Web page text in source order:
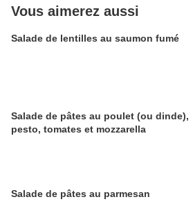
Vous aimerez aussi
Salade de lentilles au saumon fumé
Salade de pâtes au poulet (ou dinde),
pesto, tomates et mozzarella
Salade de pâtes au parmesan